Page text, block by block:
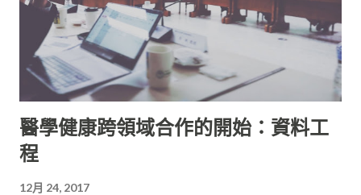
醫學健康跨領域合作的開始：資料工
程
12月 24, 2017